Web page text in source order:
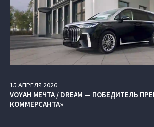
15 АПРЕЛЯ 2026
VOYAH МЕЧТА / DREAM — ПОБЕДИТЕЛЬ
КОММЕРСАНТА»